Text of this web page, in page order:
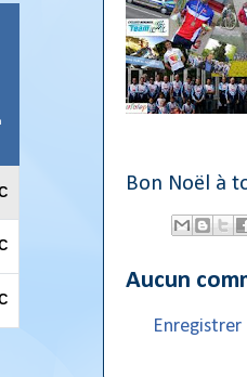
Bon Noël à
Aucun